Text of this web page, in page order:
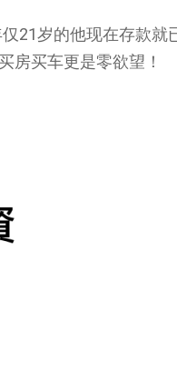
21岁的他现在存款就
房买车更是零欲望！